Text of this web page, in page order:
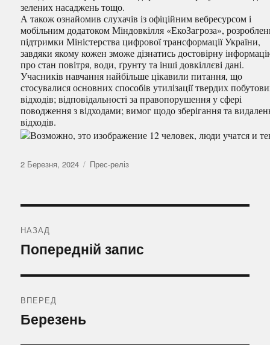
зелених насаджень тощо.
А також ознайомив слухачів із офіційним вебресурсом і
мобільним додатоком Міндовкілля «ЕкоЗагроза»,
підтримки Міністерства цифрової трансформації України,
завдяки якому кожен зможе дізнатись достовірну
про стан повітря, води, ґрунту та інші довкіллєві дані.
Учасників навчання найбільше цікавили питання, що
стосувалися основних способів утилізації твердих
відходів; відповідальності за правопорушення у сфері
поводження з відходами; вимог щодо зберігання та
відходів.
Оприлюднено
2 Березня, 2024 Категорії
Прес-реліз
записів
НАЗАД
Попередній
запис:
Попередній запис
ВПЕРЕД
Наступний
запис:
Березень